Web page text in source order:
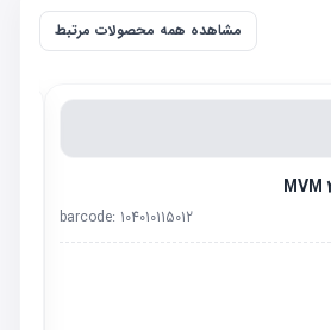
مشاهده همه محصولات مرتبط
barcode: 104010115012